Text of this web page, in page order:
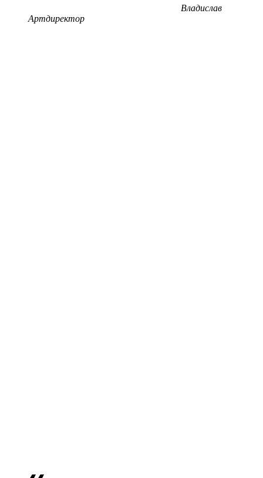
Владислав
Артдиректор